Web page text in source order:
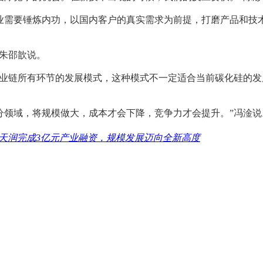
要锤炼内功，以国内客户的真实需求为前提，打磨产品和
邵歆说。
链所有环节的发展模式，这种模式不一定适合当前碳化硅的
域，将规模做大，成本才会下降，竞争力才会提升。”冯淦
润完成3亿元产业融资，规模发展迈向全新高度